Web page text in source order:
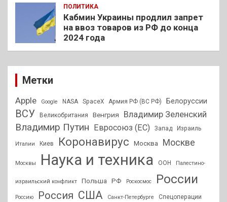
ПОЛИТИКА
Кабмин Украины продлил запрет
на ввоз товаров из РФ до конца
2024 года
Метки
Apple Google NASA SpaceX Армия РФ (ВС РФ) Белоруссии
ВСУ Великобритания Венгрия Владимир Зеленский
Владимир Путин Евросоюз (ЕС) Запад Израиль
Италии Киев Коронавирус Москва Москве
Москвы Наука и техника ООН Палестино-
израильский конфликт Польша РФ Роскосмос России
Россию Россия США Санкт-Петербурге Спецоперации